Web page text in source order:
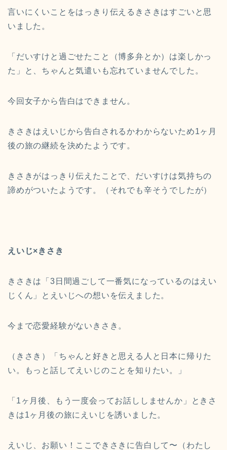
言いにくいことをはっきり伝えるきさきはすごいと思
いました。
「だいすけと過ごせたこと（博多弁とか）は楽しかっ
た」と、ちゃんと気遣いも忘れていませんでした。
今回女子から告白はできません。
きさきはえいじから告白されるかわからないため1ヶ月
後の旅の継続を決めたようです。
きさきがはっきり伝えたことで、だいすけは気持ちの
諦めがついたようです。（それでも辛そうでしたが）
えいじ×きさき
きさきは「3日間過ごして一番気になっているのはえい
じくん」とえいじへの想いを伝えました。
今まで恋愛経験がないきさき。
（きさき）「ちゃんと好きと思える人と日本に帰りた
い。もっと話してえいじのことを知りたい。」
「1ヶ月後、もう一度会ってお話ししませんか」ときさ
きは1ヶ月後の旅にえいじを誘いました。
えいじ、お願い！ここできさきに告白して〜（わたし